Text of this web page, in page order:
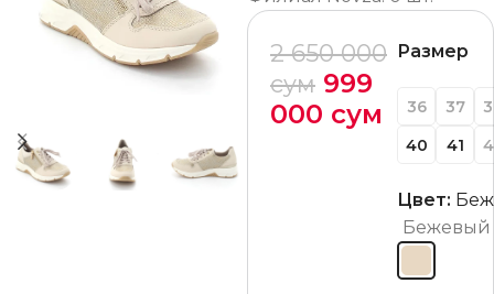
2 650 000
сум 999
000 сум
Размер
36 37
40
41
Цвет:
Бежевый